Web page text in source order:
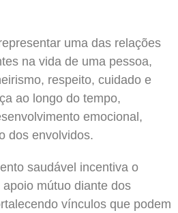
uma das relações
na vida de uma pessoa,
respeito, cuidado e
ao longo do tempo,
emocional,
dos envolvidos.
saudável incentiva o
mútuo diante dos
vínculos que podem